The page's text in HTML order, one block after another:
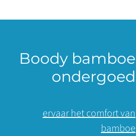
Boody bamboe
ondergoed
ervaar het comfort van
bamboe